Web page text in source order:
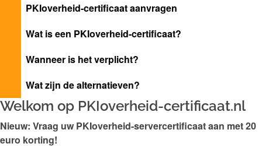
PKIoverheid-certificaat aanvragen
Wat is een PKIoverheid-certificaat?
Wanneer is het verplicht?
Wat zijn de alternatieven?
Welkom op PKIoverheid-certificaat.nl
Nieuw: Vraag uw PKIoverheid-servercertificaat aan met 20
euro korting!